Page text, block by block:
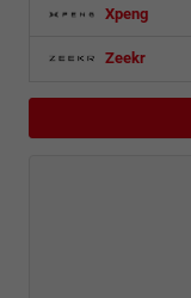
Xpeng
Zeekr